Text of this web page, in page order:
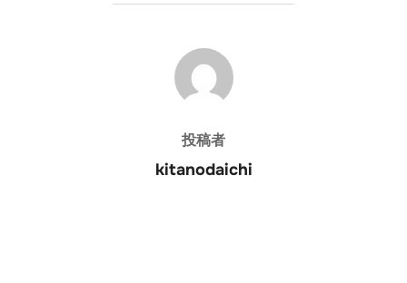
投稿者
投稿者
kitanodaichi